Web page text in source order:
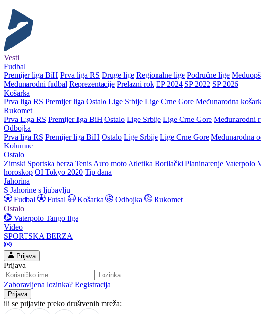
Vesti
Fudbal
Premijer liga BiH Prva liga RS Druge lige Regionalne lige Područne lige
Međunarodni fudbal Reprezentacije Prelazni rok EP 2024 SP 2022 SP 2026
Košarka
Prva liga RS Premijer liga Ostalo Lige Srbije Lige Crne Gore Međunarodna
Rukomet
Prva Liga RS Premijer liga BiH Ostalo Lige Srbije Lige Crne Gore Međunarodni
Odbojka
Prva liga RS Premijer liga BiH Ostalo Lige Srbije Lige Crne Gore Međunarodna
Kolumne
Ostalo
Zimski Sportska berza Tenis Auto moto Atletika Borilački Planinarenje Vaterpolo
horoskop OI Tokyo 2020 Tip dana
Jahorina
S Jahorine s ljubavlju
Fudbal
Futsal Košarka Odbojka
Rukomet
Ostalo
Vaterpolo Tango liga
Video
SPORTSKA BERZA
Prijava
Prijava
Zaboravljena lozinka? Registracija
ili se prijavite preko društvenih mreža: